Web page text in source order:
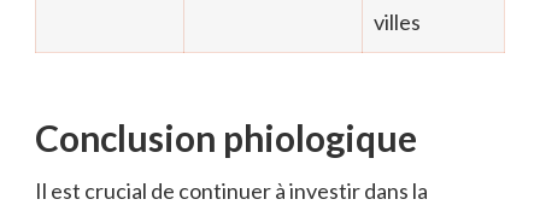
villes
Conclusion phiologique
Il est crucial de continuer à investir dans la